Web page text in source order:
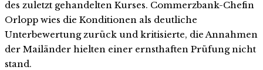
des zuletzt gehandelten Kurses. Commerzbank-Chefin
Orlopp wies die Konditionen als deutliche
Unterbewertung zurück und kritisierte, die Annahmen
der Mailänder hielten einer ernsthaften Prüfung nicht
stand.